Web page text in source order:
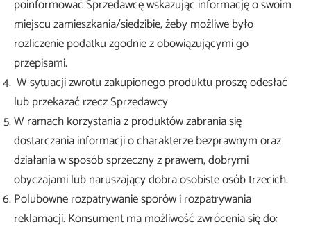
poinformować Sprzedawcę wskazując informację o swoim
miejscu zamieszkania/siedzibie, żeby możliwe było
rozliczenie podatku zgodnie z obowiązującymi go
przepisami.
W sytuacji zwrotu zakupionego produktu proszę odesłać
lub przekazać rzecz Sprzedawcy
W ramach korzystania z produktów zabrania się
dostarczania informacji o charakterze bezprawnym oraz
działania w sposób sprzeczny z prawem, dobrymi
obyczajami lub naruszający dobra osobiste osób trzecich.
Polubowne rozpatrywanie sporów i rozpatrywania
reklamacji. Konsument ma możliwość zwrócenia się do: